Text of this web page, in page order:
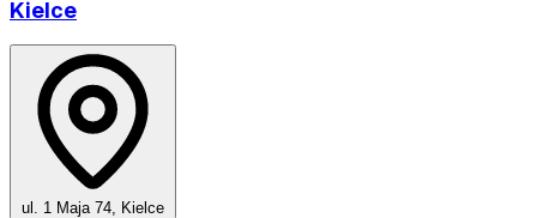
Kielce
ul. 1 Maja 74, Kielce